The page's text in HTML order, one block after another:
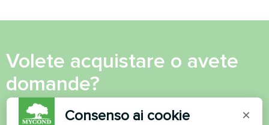
Volete acquistare o avete
domande?
Contattateci e vi aiuteremo
Consenso ai cookie ×